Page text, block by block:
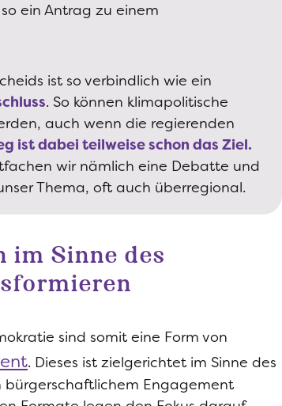
ein Antrag zu einem
ist so verbindlich wie ein
. So können klimapolitische
auch wenn die regierenden
ist dabei teilweise schon das Ziel.
wir nämlich eine Debatte und
Thema, oft auch überregional.
im Sinne des
sind somit eine Form von
. Dieses ist zielgerichtet im Sinne des
bürgerschaftlichem Engagement